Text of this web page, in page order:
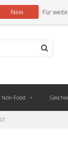
Non-Food
Nein Für